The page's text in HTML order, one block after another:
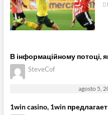
В інформаційному потоці,
SteveCof
agosto 5,
1win casino, 1win